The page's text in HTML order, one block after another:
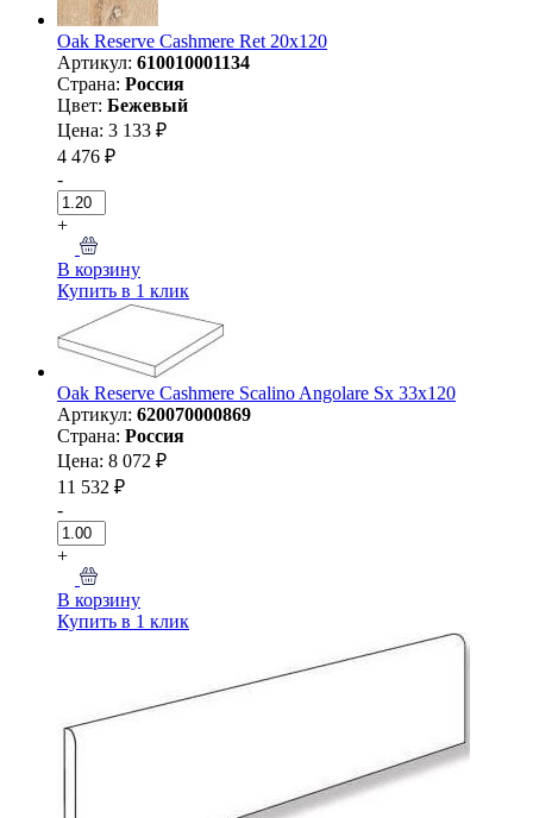
Oak Reserve Cashmere Ret 20x120
Артикул: 610010001134
Страна: Россия
Цвет: Бежевый
Цена: 3 133 ₽
4 476 ₽
-
+
В корзину
Купить в 1 клик
Oak Reserve Cashmere Scalino Angolare Sx 33x120
Артикул: 620070000869
Страна: Россия
Цена: 8 072 ₽
11 532 ₽
-
+
В корзину
Купить в 1 клик